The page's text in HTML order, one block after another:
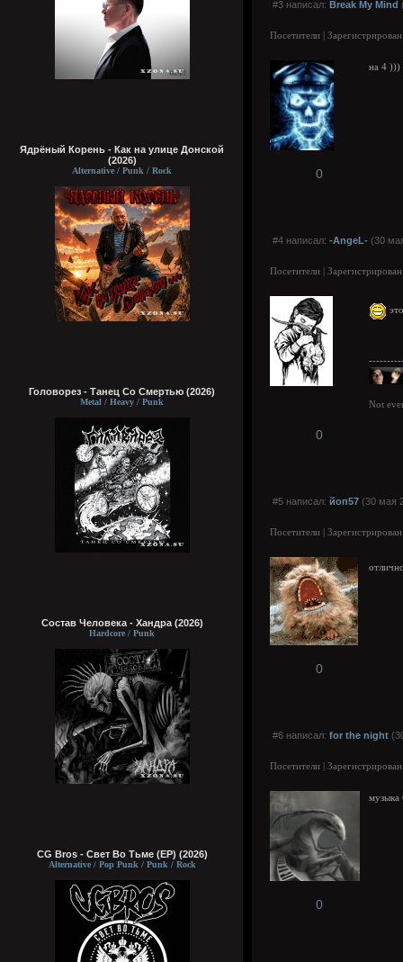
Ядрёный Корень - Как на улице Донской
(2026)
Alternative / Punk / Rock
Головорез - Tанец Со Смертью (2026)
Metal / Heavy / Punk
Состав Человека - Хандра (2026)
Hardcore / Punk
CG Bros - Свет Во Тьме (EP) (2026)
Alternative / Pop Punk / Punk / Rock
#3 написал: Break My Mind
Посетители |
на 4 )))
0
#4 написал: -AngeL- (30
Посетители |
Not
0
#5 написал: йоп57 (30 мая
Посетители |
0
#6 написал: for the night
Посетители |
музыка
0